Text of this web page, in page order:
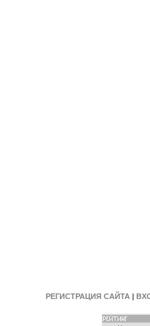
РЕГИСТРАЦИЯ САЙТА |